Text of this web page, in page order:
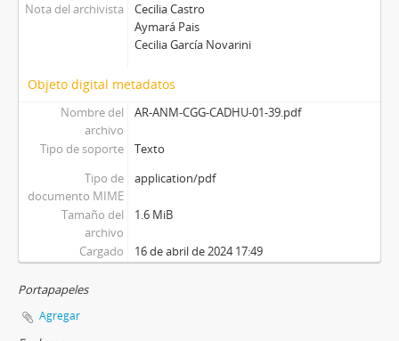
Nota del archivista
Cecilia Castro
Aymará Pais
Cecilia García Novarini
Objeto digital metadatos
Nombre del
archivo
AR-ANM-CGG-CADHU-01-39.pdf
Tipo de soporte
Texto
Tipo de
documento MIME
application/pdf
Tamaño del
archivo
1.6 MiB
Cargado 16 de abril de 2024 17:49
Portapapeles
Agregar